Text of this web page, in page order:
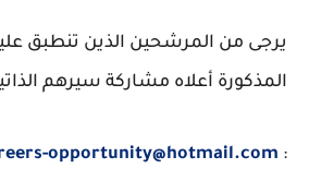
يرجى من المرشحين الذين تنطبق
المذكورة أعلاه مشاركة سيرهم
:
opportunity@hotmail.com